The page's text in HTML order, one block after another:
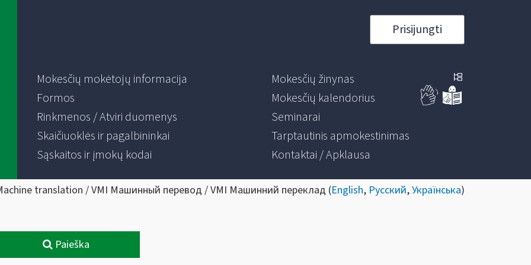
Prisijungti
Mokesčių mokėtojų informacija
Formos
Rinkmenos / Atviri duomenys
Skaičiuoklės ir pagalbininkai
Sąskaitos ir įmokų kodai
Mokesčių žinynas
Mokesčių kalendorius
Seminarai
Tarptautinis apmokestinimas
Kontaktai / Apklausa
translation / VMI Машинный перевод / VMI Машинний переклад (English, Русский,Українська)
Paieška